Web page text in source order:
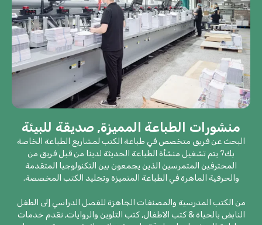
منشورات الطباعة المميزة, صديقة للبيئة
البحث عن فريق متخصص في طباعة الكتب لمشاريع الطباعة الخاصة
بك? يتم تشغيل منشأة الطباعة الحديثة لدينا من قبل فريق من
المحترفين المتمرسين الذين يجمعون بين التكنولوجيا المتقدمة
والحرفية الماهرة في الطباعة المتميزة وتجليد الكتب المخصصة.
من الكتب المدرسية والمصنفات الجاهزة للفصل الدراسي إلى الطفل
النابض بالحياة & كتب الاطفال, كتب التلوين والروايات, تقدم خدمات